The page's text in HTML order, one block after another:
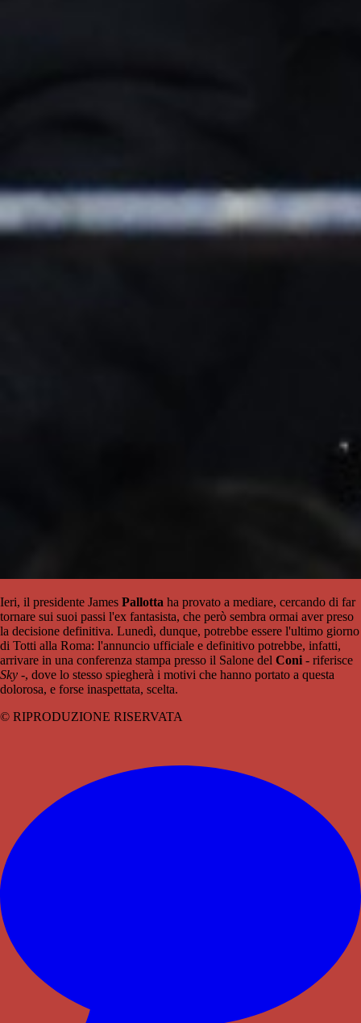
Ieri, il presidente James Pallotta ha provato a mediare, cercando di far
tornare sui suoi passi l'ex fantasista, che però sembra ormai aver preso
la decisione definitiva. Lunedì, dunque, potrebbe essere l'ultimo giorno
di Totti alla Roma: l'annuncio ufficiale e definitivo potrebbe, infatti,
arrivare in una conferenza stampa presso il Salone del Coni - riferisce
Sky -, dove lo stesso spiegherà i motivi che hanno portato a questa
dolorosa, e forse inaspettata, scelta.
© RIPRODUZIONE RISERVATA